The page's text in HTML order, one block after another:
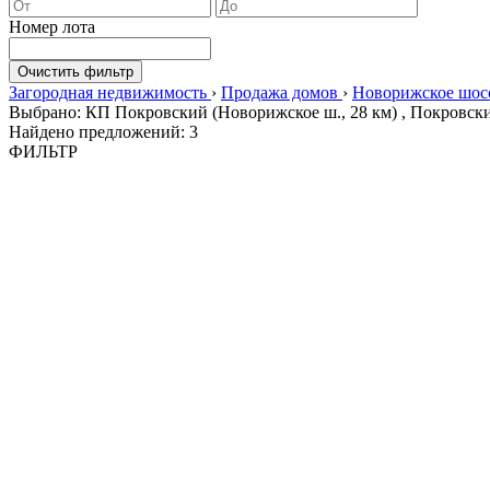
Номер лота
Очистить фильтр
Загородная недвижимость › Продажа домов › Новорижское
Выбрано: КП Покровский (Новорижское ш., 28 км) ,
Найдено предложений: 3
ФИЛЬТР